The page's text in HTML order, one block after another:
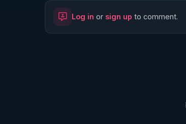
http://rgnr.li/ymag
Log in or sign up to comment.